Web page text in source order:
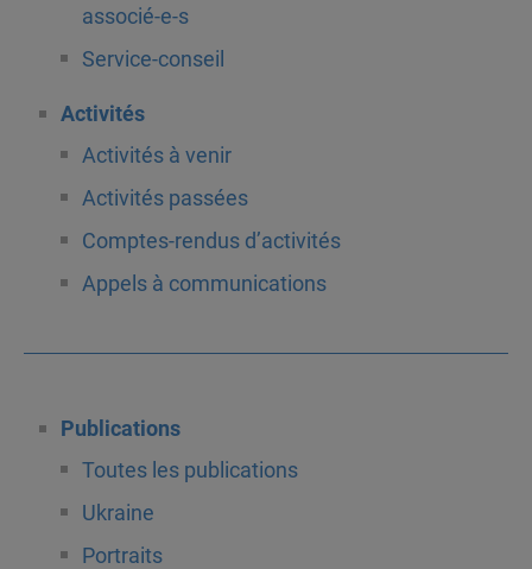
associé-e-s
Service-conseil
Activités
Activités à venir
Activités passées
Comptes-rendus d’activités
Appels à communications
Publications
Toutes les publications
Ukraine
Portraits